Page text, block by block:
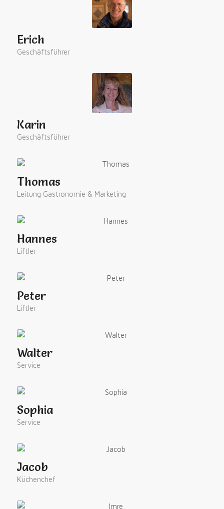
Erich
Geschäftsführer
Karin
Geschäftsführer
Thomas
Leitung Gastronomie & Marketing
Hannes
Liftler
Peter
Liftler
Walter
Service
Sophia
Service
Jacob
Küchenchef